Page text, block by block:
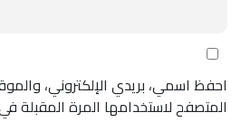
احفظ اسمي، بريدي الإلكتروني،
المتصفح لاستخدامها المرة المقبلة